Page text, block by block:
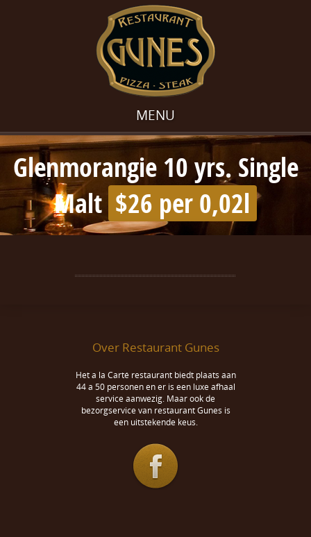
MENU
Glenmorangie 10 yrs. Single
Malt $26 per 0,02l
Over Restaurant Gunes
Het a la Carté restaurant biedt plaats aan
44 a 50 personen en er is een luxe afhaal
service aanwezig. Maar ook de
bezorgservice van restaurant Gunes is
een uitstekende keus.